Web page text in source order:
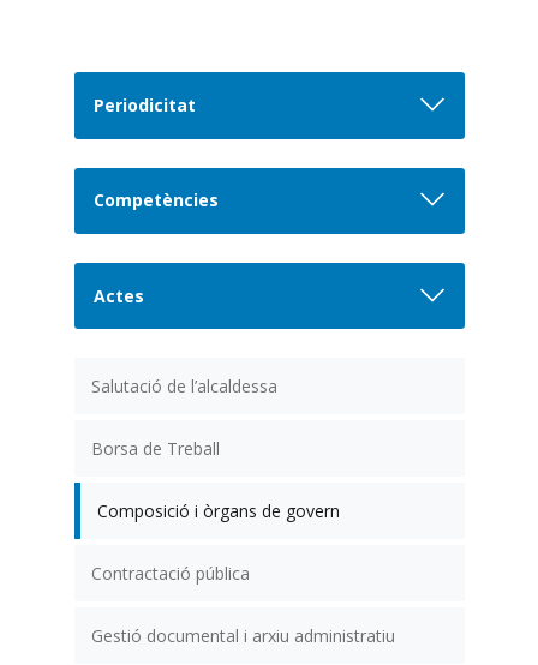
Salutació de l’alcaldessa
Borsa de Treball
Composició i òrgans de govern
Contractació pública
Gestió documental i arxiu administratiu
Periodicitat
Competències
Actes